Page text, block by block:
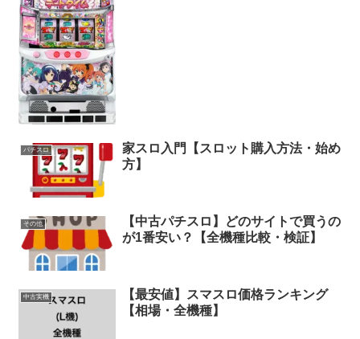
パチスロ
家スロ入門【スロット購入方法・始め
方】
その他
【中古パチスロ】どのサイトで買うの
が1番安い？【全機種比較・検証】
中古実機
【最安値】スマスロ価格ランキング
【相場・全機種】